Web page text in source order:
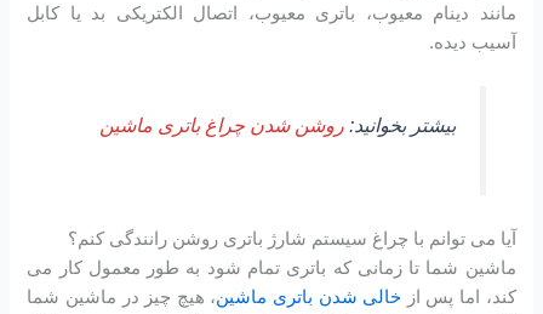
مانند دینام معیوب، باتری معیوب، اتصال الکتریکی بد یا کابل
آسیب دیده.
بیشتر بخوانید: روشن شدن چراغ باتری ماشین
آیا می توانم با چراغ سیستم شارژ باتری روشن رانندگی کنم؟
ماشین شما تا زمانی که باتری تمام شود به طور معمول کار می
کند، اما پس از خالی شدن باتری ماشین، هیچ چیز در ماشین شما